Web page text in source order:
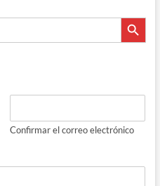
gr
a
a
ds
s
A
p
ar
Botón de
Confirmar el correo electrónico